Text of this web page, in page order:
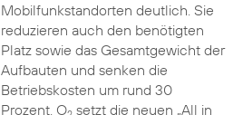
Mobilfunkstandorten deutlich. Sie
reduzieren auch den benötigten
Platz sowie das Gesamtgewicht der
Aufbauten und senken die
Betriebskosten um rund 30
Prozent. O setzt die neuen „All in